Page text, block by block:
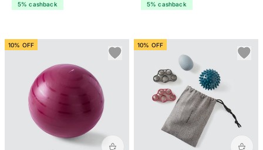
5% cashback 5% cashback
10% OFF 10% OFF